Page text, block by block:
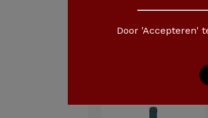
Door 'Accepteren'